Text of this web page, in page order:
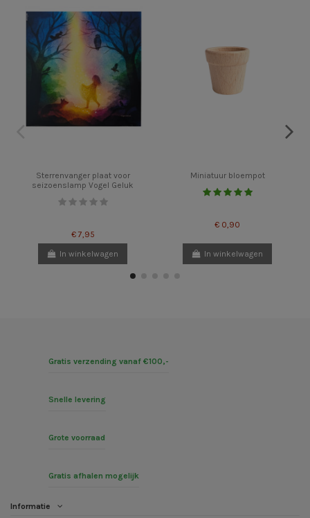
Sterrenvanger plaat voor
seizoenslamp Vogel Geluk
€ 7,95
In winkelwagen
Miniatuur bloempot
€ 0,90
In winkelwagen
Gratis verzending vanaf €100,-
Snelle levering
Grote voorraad
Gratis afhalen mogelijk
Informatie